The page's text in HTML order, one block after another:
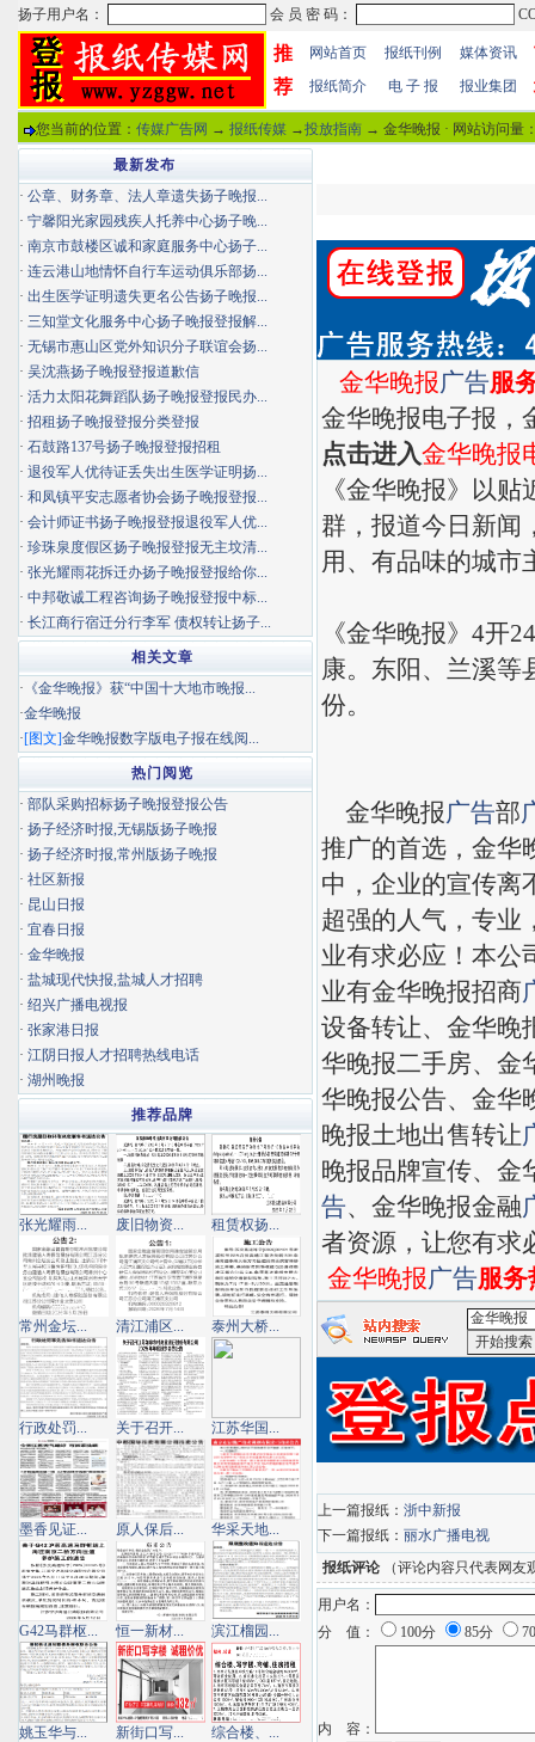
推
荐
网站首页 报纸刊例 媒体资讯
报纸简介 电 子 报 报业集团
您当前的位置： 传媒广告网 → 报纸传媒 →投放指南 → 金华晚报 · 网站访问量
金华晚报广告服
金华晚报电子报，
点击进入金华晚报
《金华晚报》以
群，报道今日新闻
用、有品味的城市
《金华晚报》4开
康。东阳、兰溪等
份。
金华晚报广告部
推广的首选，金华
中，企业的宣传离
超强的人气，专业
业有求必应！本公
业有金华晚报招商
设备转让、金华晚
华晚报二手房、金
华晚报公告、金华
晚报土地出售转让
晚报品牌宣传、金
告、金华晚报金融
者资源，让您有求
金华晚报广告服务
上一篇报纸： 浙中新报
下一篇报纸： 丽水广播电视
报纸评论 （评论内容只代表网友
用户名：
分 值：
100分 85分
内 容：
最新发布
· 公章、财务章、法人章遗失扬子晚报...
· 宁馨阳光家园残疾人托养中心扬子晚...
· 南京市鼓楼区诚和家庭服务中心扬子...
· 连云港山地情怀自行车运动俱乐部扬...
· 出生医学证明遗失更名公告扬子晚报...
· 三知堂文化服务中心扬子晚报登报解...
· 无锡市惠山区党外知识分子联谊会扬...
· 吴沈燕扬子晚报登报道歉信
· 活力太阳花舞蹈队扬子晚报登报民办...
· 招租扬子晚报登报分类登报
· 石鼓路137号扬子晚报登报招租
· 退役军人优待证丢失出生医学证明扬...
· 和凤镇平安志愿者协会扬子晚报登报...
· 会计师证书扬子晚报登报退役军人优...
· 珍珠泉度假区扬子晚报登报无主坟清...
· 张光耀雨花拆迁办扬子晚报登报给你...
· 中邦敬诚工程咨询扬子晚报登报中标...
· 长江商行宿迁分行李军 债权转让扬子...
相关文章
· 《金华晚报》获“中国十大地市晚报...
·金华晚报
·[图文]金华晚报数字版电子报在线阅...
热门阅览
· 部队采购招标扬子晚报登报公告
· 扬子经济时报,无锡版扬子晚报
· 扬子经济时报,常州版扬子晚报
· 社区新报
· 昆山日报
· 宜春日报
· 金华晚报
· 盐城现代快报,盐城人才招聘
· 绍兴广播电视报
· 张家港日报
· 江阴日报人才招聘热线电话
· 湖州晚报
推荐品牌
张光耀雨... 废旧物资... 租赁权扬...
常州金坛... 清江浦区... 泰州大桥...
行政处罚... 关于召开... 江苏华国...
墨香见证... 原人保后... 华采天地...
G42马群枢... 恒一新材... 滨江榴园...
姚玉华与... 新街口写... 综合楼、...